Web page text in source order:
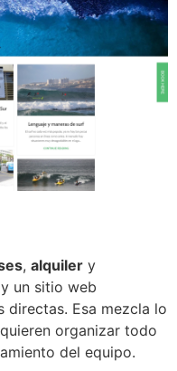
, alquiler y
un sitio web
directas. Esa mezcla lo
organizar todo
del equipo.